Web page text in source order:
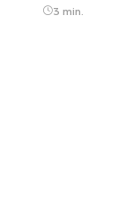
3 min.